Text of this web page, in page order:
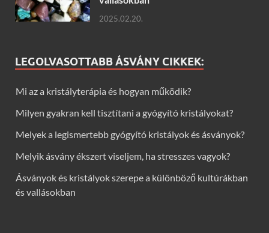
2025.02.20.
LEGOLVASOTTABB ÁSVÁNY CIKKEK:
Mi az a kristályterápia és hogyan működik?
Milyen gyakran kell tisztítani a gyógyító kristályokat?
Melyek a legismertebb gyógyító kristályok és ásványok?
Melyik ásvány ékszert viseljem, ha stresszes vagyok?
Ásványok és kristályok szerepe a különböző kultúrákban
és vallásokban